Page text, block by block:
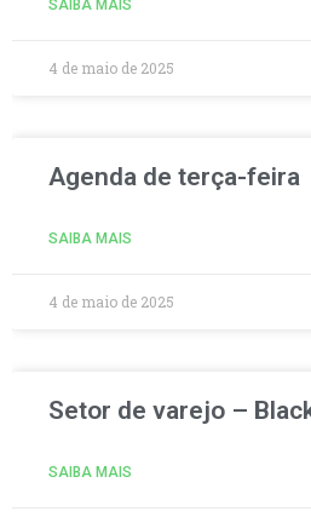
SAIBA MAIS
4 de maio de 2025
Agenda de terça-feira
SAIBA MAIS
4 de maio de 2025
Setor de varejo –
SAIBA MAIS